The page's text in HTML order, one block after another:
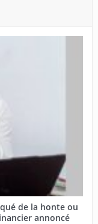
de la honte ou
annoncé